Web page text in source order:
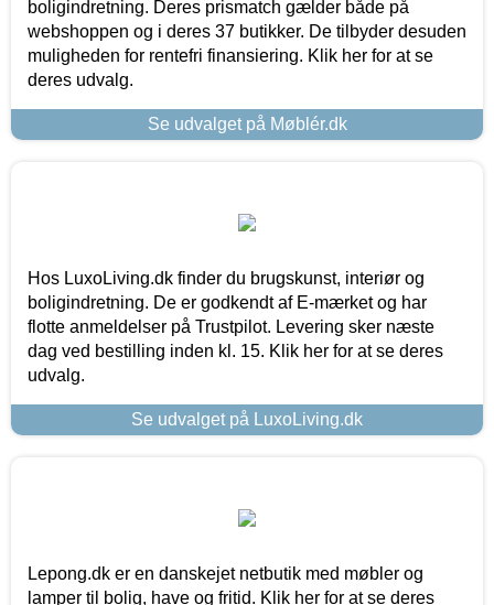
boligindretning. Deres prismatch gælder både på
webshoppen og i deres 37 butikker. De tilbyder desuden
muligheden for rentefri finansiering. Klik her for at se
deres udvalg.
Se udvalget på Møblér.dk
Hos LuxoLiving.dk finder du brugskunst, interiør og
boligindretning. De er godkendt af E-mærket og har
flotte anmeldelser på Trustpilot. Levering sker næste
dag ved bestilling inden kl. 15. Klik her for at se deres
udvalg.
Se udvalget på LuxoLiving.dk
Lepong.dk er en danskejet netbutik med møbler og
lamper til bolig, have og fritid. Klik her for at se deres